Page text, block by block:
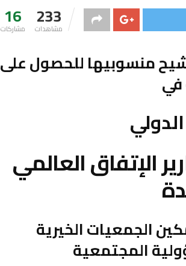
16
مشاركات 233
مشاهدات
منسوبيها للحصول على
في
الإتفاق العالمي
الجمعيات الخيرية
المجتمعية